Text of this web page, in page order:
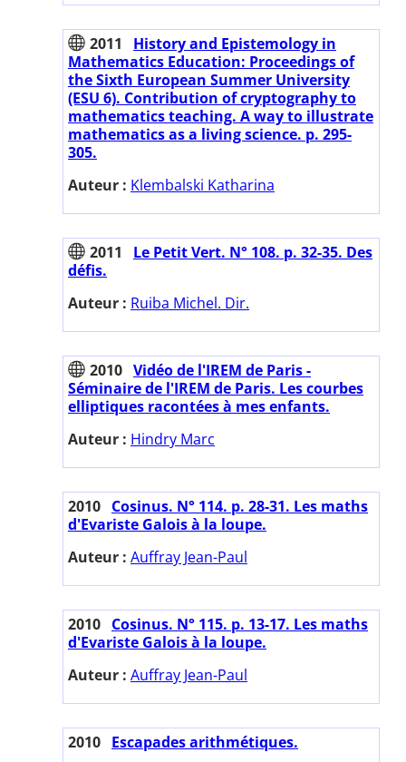
2011
History and Epistemology in
Mathematics Education: Proceedings of
the Sixth European Summer University
(ESU 6). Contribution of cryptography to
mathematics teaching. A way to illustrate
mathematics as a living science. p. 295-
305.
Auteur : Klembalski Katharina
2011
Le Petit Vert. N° 108. p. 32-35. Des
défis.
Auteur : Ruiba Michel. Dir.
2010 Vidéo de l'IREM de Paris -
Séminaire de l'IREM de Paris. Les courbes
elliptiques racontées à mes enfants.
Auteur : Hindry Marc
2010 Cosinus. N° 114. p. 28-31. Les maths
d'Evariste Galois à la loupe.
Auteur : Auffray Jean-Paul
2010 Cosinus. N° 115. p. 13-17. Les maths
d'Evariste Galois à la loupe.
Auteur : Auffray Jean-Paul
2010 Escapades arithmétiques.